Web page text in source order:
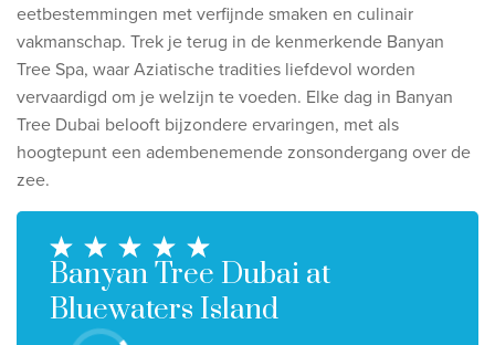
Huwelijksreis
Adults only
Luxury
Bekijk alle thema's
De beste aanbiedingen
IKYK Malta
Dhigali Resort Maldives
SALT of Palmar Mauritius
eetbestemmingen met verfijnde smaken en culinair
vakmanschap. Trek je terug in de kenmerkende Banyan
Tree Spa, waar Aziatische tradities liefdevol worden
vervaardigd om je welzijn te voeden. Elke dag in Banyan
Tree Dubai belooft bijzondere ervaringen, met als
hoogtepunt een adembenemende zonsondergang over de
zee.
Banyan Tree Dubai at
Bluewaters Island